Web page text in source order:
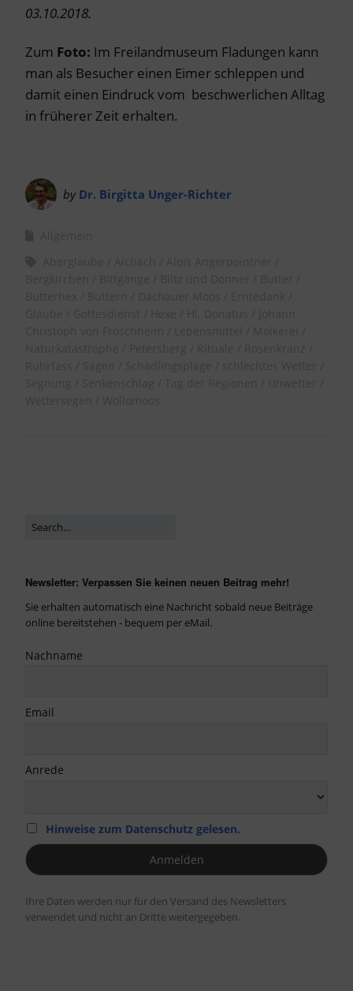
03.10.2018.
Zum Foto: Im Freilandmuseum Fladungen kann
man als Besucher einen Eimer schleppen und
damit einen Eindruck vom beschwerlichen Alltag
in früherer Zeit erhalten.
by Dr. Birgitta Unger-Richter
Newsletter: Verpassen Sie keinen neuen Beitrag mehr!
Sie erhalten automatisch eine Nachricht sobald neue Beiträge
online bereitstehen - bequem per eMail.
Nachname
Email
Anrede
Hinweise zum Datenschutz gelesen.
Ihre Daten werden nur für den Versand des Newsletters
verwendet und nicht an Dritte weitergegeben.